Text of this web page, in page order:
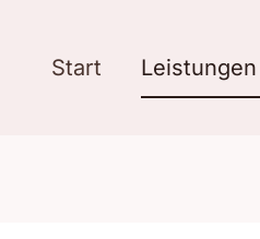
Start Leistungen